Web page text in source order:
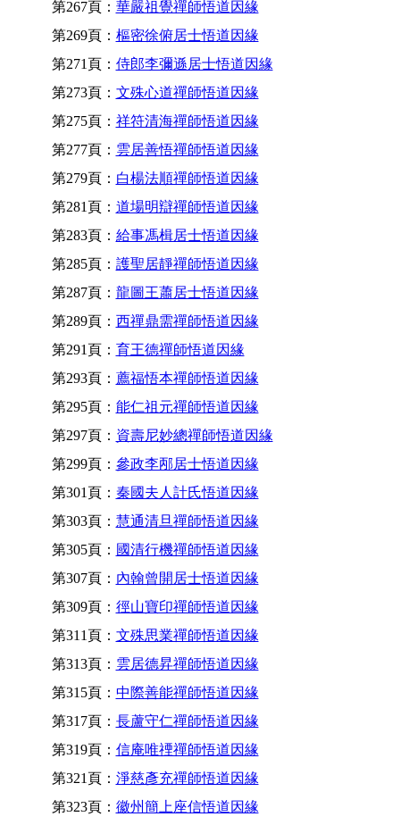
第267頁： 華嚴祖覺禪師悟道因緣
第269頁： 樞密徐俯居士悟道因緣
第271頁： 侍郎李彌遜居士悟道因緣
第273頁： 文殊心道禪師悟道因緣
第275頁： 祥符清海禪師悟道因緣
第277頁： 雲居善悟禪師悟道因緣
第279頁： 白楊法順禪師悟道因緣
第281頁： 道場明辯禪師悟道因緣
第283頁： 給事馮楫居士悟道因緣
第285頁： 護聖居靜禪師悟道因緣
第287頁： 龍圖王蕭居士悟道因緣
第289頁： 西禪鼎需禪師悟道因緣
第291頁： 育王德禪師悟道因緣
第293頁： 薦福悟本禪師悟道因緣
第295頁： 能仁祖元禪師悟道因緣
第297頁： 資壽尼妙總禪師悟道因緣
第299頁： 參政李邴居士悟道因緣
第301頁： 秦國夫人計氏悟道因緣
第303頁： 慧通清旦禪師悟道因緣
第305頁： 國清行機禪師悟道因緣
第307頁： 內翰曾開居士悟道因緣
第309頁： 徑山寶印禪師悟道因緣
第311頁： 文殊思業禪師悟道因緣
第313頁： 雲居德昇禪師悟道因緣
第315頁： 中際善能禪師悟道因緣
第317頁： 長蘆守仁禪師悟道因緣
第319頁： 信庵唯禋禪師悟道因緣
第321頁： 淨慈彥充禪師悟道因緣
第323頁： 徽州簡上座信悟道因緣